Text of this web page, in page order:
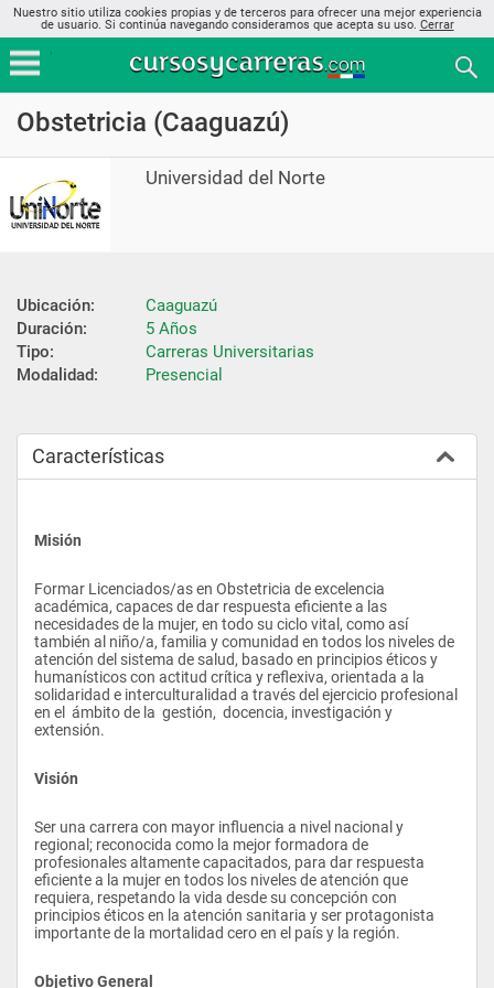
Nuestro sitio utiliza cookies propias y de terceros para ofrecer una mejor experiencia
de usuario. Si continúa navegando consideramos que acepta su uso. Cerrar
Obstetricia (Caaguazú)
Universidad del Norte
Ubicación:
Caaguazú
Duración:
5 Años
Tipo:
Carreras Universitarias
Modalidad:
Presencial
Características
Misión
Formar Licenciados/as en Obstetricia de excelencia
académica, capaces de dar respuesta eficiente a las
necesidades de la mujer, en todo su ciclo vital, como así
también al niño/a, familia y comunidad en todos los niveles de
atención del sistema de salud, basado en principios éticos y
humanísticos con actitud crítica y reflexiva, orientada a la
solidaridad e interculturalidad a través del ejercicio profesional
en el  ámbito de la  gestión,  docencia, investigación y
extensión.
Visión
Ser una carrera con mayor influencia a nivel nacional y
regional; reconocida como la mejor formadora de
profesionales altamente capacitados, para dar respuesta
eficiente a la mujer en todos los niveles de atención que
requiera, respetando la vida desde su concepción con
principios éticos en la atención sanitaria y ser protagonista
importante de la mortalidad cero en el país y la región.
Objetivo General